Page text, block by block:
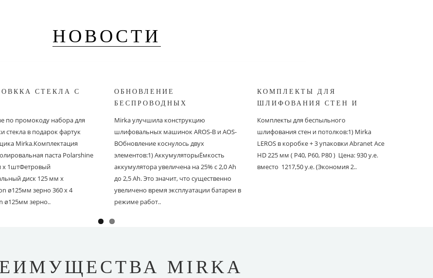
НОВОСТИ
СТЕКЛА С
по промокоду набора для
стекла в подарок фартук
Mirka.Комплектация
паста Polarshine
х 1штФетровый
диск 125 мм х
ø125мм зерно 360 х 4
ø125мм зерно..
ОБНОВЛЕНИЕ
БЕСПРОВОДНЫХ
Mirka улучшила конструкцию
шлифовальных машинок AROS-B и AOS-
BОбновление коснулось двух
элементов:1) АккумуляторыЁмкость
аккумулятора увеличена на 25% с 2,0 Ah
до 2,5 Ah. Это значит, что существенно
увеличено время эксплуатации батареи в
режиме работ..
КОМПЛЕКТЫ ДЛЯ
ШЛИФОВАНИЯ СТЕН И
Комплекты для беспыльного
шлифования стен и потолков:1) Mirka
LEROS в коробке + 3 упаковки Abranet Ace
HD 225 мм ( P40, P60, P80 ) Цена: 930 у.е.
вместо 1217,50 у.е. (Экономия 2..
MIRKA